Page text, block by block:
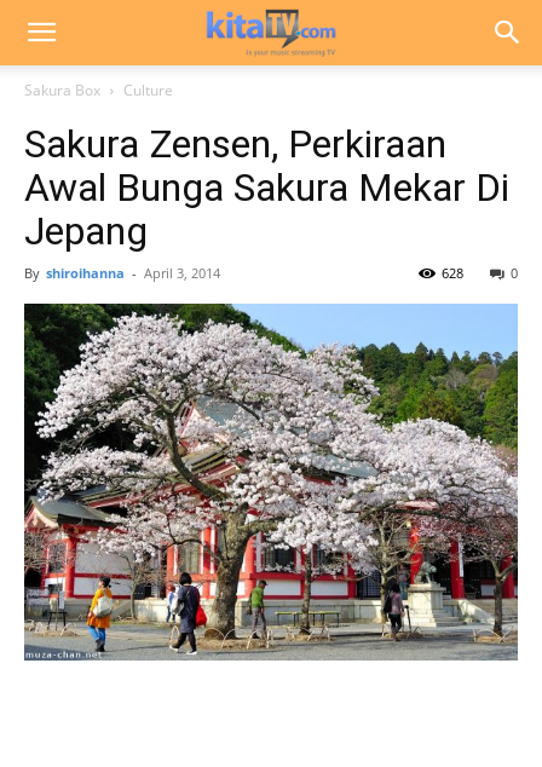
Sakura Box Culture
Sakura Zensen, Perkiraan
Awal Bunga Sakura Mekar Di
Jepang
By shiroihanna - April 3, 2014 0
628